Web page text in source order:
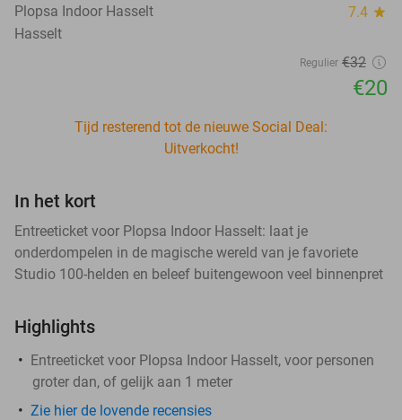
Plopsa Indoor Hasselt 7.4 star
Hasselt
Regulier €32
€20
Tijd resterend tot de nieuwe Social Deal:
Uitverkocht!
In het kort
Entreeticket voor Plopsa Indoor Hasselt: laat je
onderdompelen in de magische wereld van je favoriete
Studio 100-helden en beleef buitengewoon veel binnenpret
Highlights
Entreeticket voor Plopsa Indoor Hasselt, voor personen
groter dan, of gelijk aan 1 meter
Zie hier de lovende recensies